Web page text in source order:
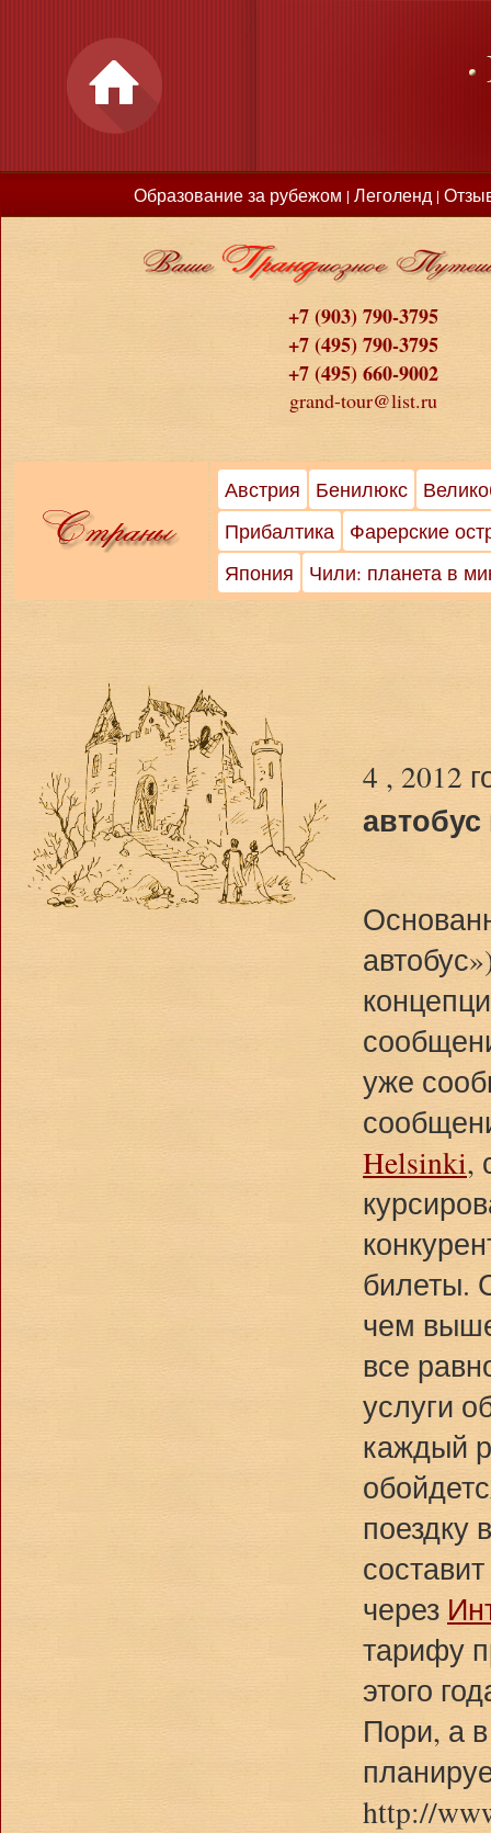
Образование за рубежом | Леголенд |
+7 (903) 790-3795
+7 (495) 790-3795
+7 (495) 660-9002
grand-tour@list.ru
Австрия Бенилюкс
Прибалтика
Фарерские
Япония
Чили: планета в
4 , 2012
уже
Helsinki,
билеты.
чем
все
услуги
каждый
поездку
через
тарифу
этого
Пори, а
http://